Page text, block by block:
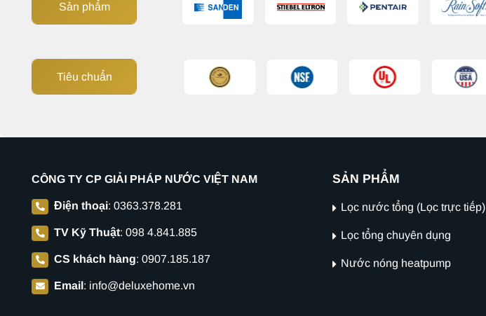
Sản phẩm
Tiêu chuẩn
CÔNG TY CP GIẢI PHÁP NƯỚC VIỆT NAM
Điện thoại: 0363.378.281
TV Kỹ Thuật: 098 4.841.885
CS khách hàng: 0907.185.187
Email: info@deluxehome.vn
SẢN PHẨM
Lọc nước tổng (Lọc trực tiếp)
Lọc tổng chuyên dụng
Nước nóng heatpump